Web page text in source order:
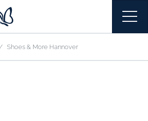
Shoes & More Hannover